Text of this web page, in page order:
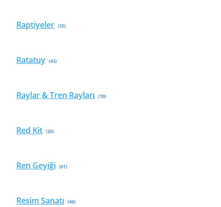
Raptiyeler (35)
Ratatuy (43)
Raylar & Tren Rayları (10)
Red Kit (20)
Ren Geyiği (61)
Resim Sanatı (46)